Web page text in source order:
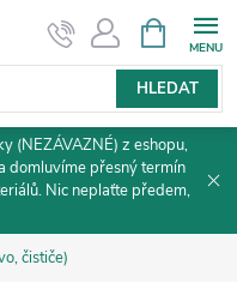
HLEDAT
NÁKUPNÍ
KOŠÍK
(NEZÁVAZNÉ) z eshopu,
domluvíme přesný termín
Nic neplaťte předem,
čističe)